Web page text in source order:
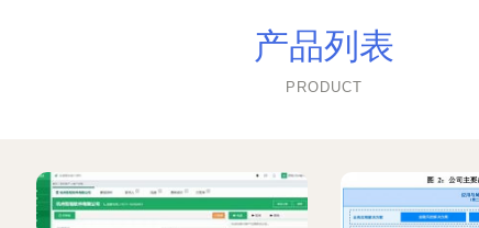
产品列表
PRODUCT